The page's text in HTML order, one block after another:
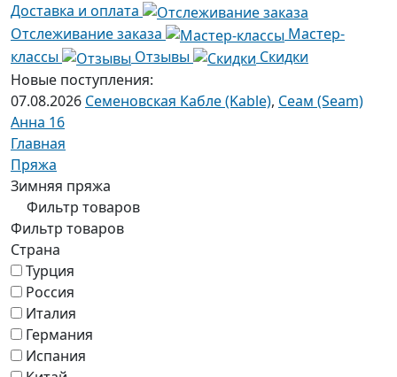
Доставка и оплата
Отслеживание заказа
Мастер-
классы
Отзывы
Скидки
Новые поступления:
07.08.2026 Семеновская Кабле (Kable), Сеам (Seam)
Анна 16
Главная
Пряжа
Зимняя пряжа
Фильтр товаров
Фильтр товаров
Страна
Турция
Россия
Италия
Германия
Испания